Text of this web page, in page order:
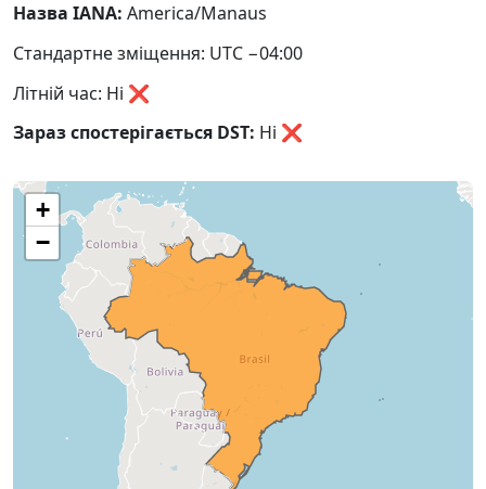
Назва IANA: America/Manaus
Стандартне зміщення: UTC −04:00
Літній час: Ні ❌
Зараз спостерігається DST: Ні ❌
+
−